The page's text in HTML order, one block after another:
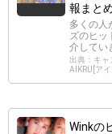
報まと
多くの人
ズのヒッ
介してい
出典：キャ
AIKRU[ア
Winkの